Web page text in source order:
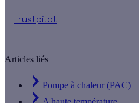
Trustpilot
Articles liés
Pompe à chaleur (PAC)